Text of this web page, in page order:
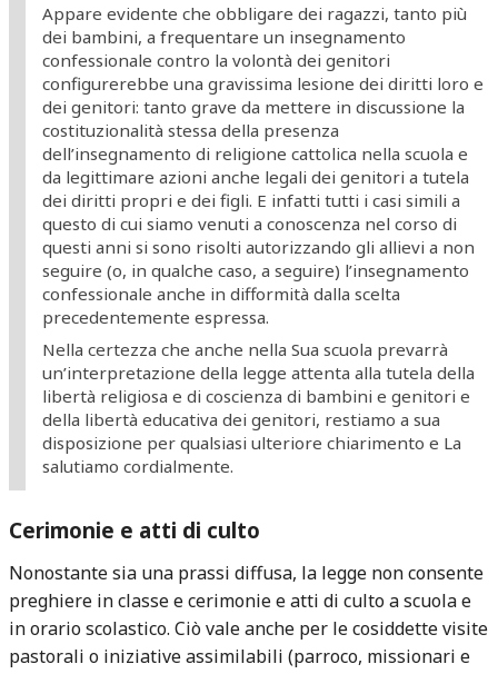
Appare evidente che obbligare dei ragazzi, tanto più
dei bambini, a frequentare un insegnamento
confessionale contro la volontà dei genitori
configurerebbe una gravissima lesione dei diritti loro e
dei genitori: tanto grave da mettere in discussione la
costituzionalità stessa della presenza
dell’insegnamento di religione cattolica nella scuola e
da legittimare azioni anche legali dei genitori a tutela
dei diritti propri e dei figli. E infatti tutti i casi simili a
questo di cui siamo venuti a conoscenza nel corso di
questi anni si sono risolti autorizzando gli allievi a non
seguire (o, in qualche caso, a seguire) l’insegnamento
confessionale anche in difformità dalla scelta
precedentemente espressa.
Nella certezza che anche nella Sua scuola prevarrà
un’interpretazione della legge attenta alla tutela della
libertà religiosa e di coscienza di bambini e genitori e
della libertà educativa dei genitori, restiamo a sua
disposizione per qualsiasi ulteriore chiarimento e La
salutiamo cordialmente.
Cerimonie e atti di culto
Nonostante sia una prassi diffusa, la legge non consente
preghiere in classe e cerimonie e atti di culto a scuola e
in orario scolastico. Ciò vale anche per le cosiddette visite
pastorali o iniziative assimilabili (parroco, missionari e